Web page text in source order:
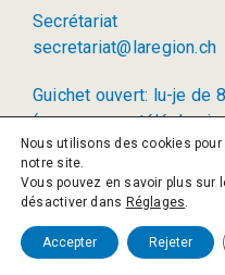
Secrétariat
secretariat@laregion.ch
Guichet ouvert: lu-je de
(permanence
17h00)
© 2026 La Région SA
Nous utilisons des cookies
notre site.
Vous pouvez en savoir plus
désactiver dans Réglages.
Accepter Rejeter